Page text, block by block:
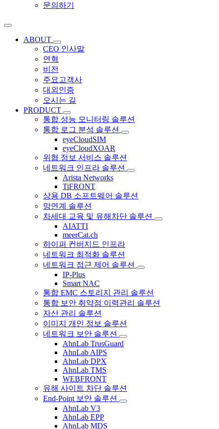
문의하기
ABOUT
CEO 인사말
연혁
비전
주요고객사
대외인증
오시는 길
PRODUCT
통합 성능 모니터링 솔루션
통합 로그 분석 솔루션
eyeCloudSIM
eyeCloudXOAR
위협 정보 서비스 솔루션
네트워크 인프라 솔루션
Arista Networks
TiFRONT
상용 DB 소프트웨어 솔루션
망연계 솔루션
차세대 교육 및 유해차단 솔루션
AIATTI
meerCat.ch
하이퍼 컨버지드 인프라
네트워크 최적화 솔루션
네트워크 접근 제어 솔루션
IP-Plus
Smart NAC
통합 EMC 스토리지 관리 솔루션
통합 보안 취약점 이력관리 솔루션
자산 관리 솔루션
이미지 개인 정보 솔루션
네트워크 보안 솔루션
AhnLab TrusGuard
AhnLab AIPS
AhnLab DPX
AhnLab TMS
WEBFRONT
유해 사이트 차단 솔루션
End-Point 보안 솔루션
AhnLab V3
AhnLab EPP
AhnLab MDS